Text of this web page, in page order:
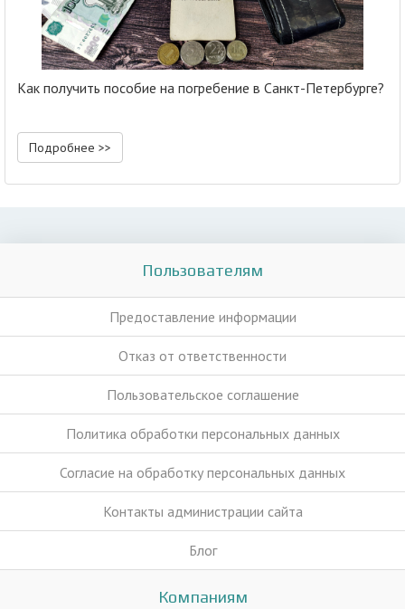
Как получить пособие на погребение в Санкт-Петербурге?
Подробнее >>
Пользователям
Предоставление информации
Отказ от ответственности
Пользовательское соглашение
Политика обработки персональных данных
Согласие на обработку персональных данных
Контакты администрации сайта
Блог
Компаниям